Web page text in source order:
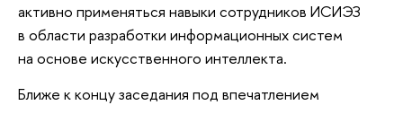
активно применяться навыки сотрудников ИСИЭЗ
в области разработки информационных систем
на основе искусственного интеллекта.
Ближе к концу заседания под впечатлением